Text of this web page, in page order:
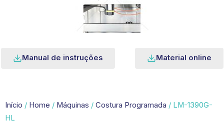
Manual de instruções Material online
Início / Home / Máquinas / Costura Programada / LM-1390G-
HL